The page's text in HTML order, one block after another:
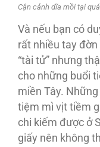
Cận cảnh dĩa mồi tại
Và nếu bạn có
rất nhiều tay
“tài tử” nhưng
cho những buổi
miền Tây.
tiệm mì vịt tiềm
chi kiếm được ở
giấy nên không